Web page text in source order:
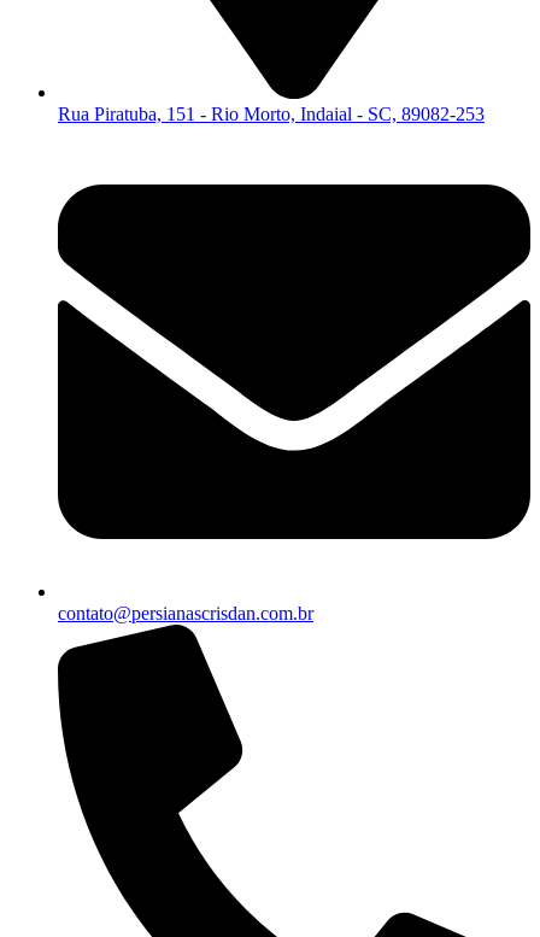
Rua Piratuba, 151 - Rio Morto, Indaial - SC, 89082-253
contato@persianascrisdan.com.br